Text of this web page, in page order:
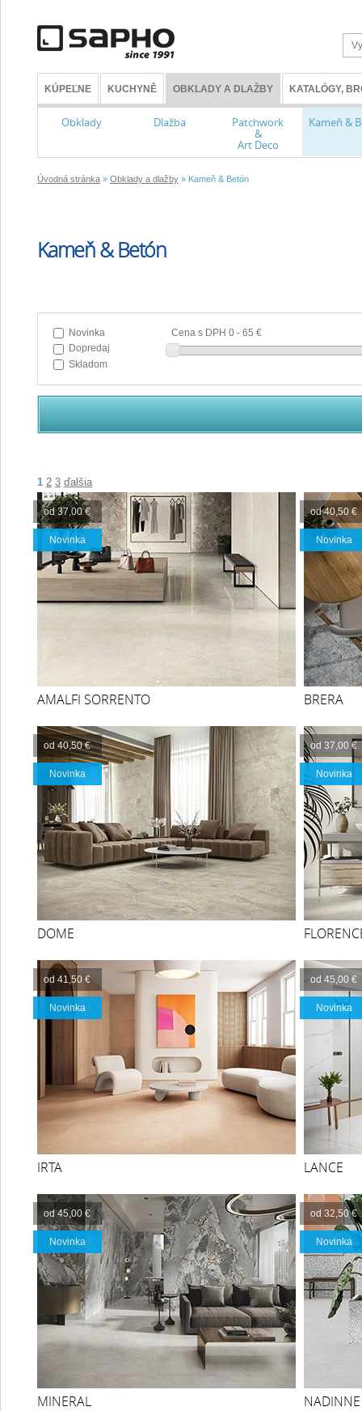
KÚPEĽNE KUCHYNĚ OBKLADY A DLAŽBY KATALÓGY,
Obklady Dlažba Patchwork
&
Art Deco
Kameň &
Úvodná stránka » Obklady a dlažby » Kameň & Betón
Kameň & Betón
Novinka
Dopredaj
Skladom
Cena s DPH 0 - 65 €
1 2 3 ďalšia
od 37,00 €
Novinka
AMALFI SORRENTO
od 40,50 €
Novinka
BRERA
od 40,50 €
Novinka
DOME
od 37,00 €
Novinka
od 41,50 €
Novinka
IRTA
od 45,00 €
Novinka
LANCE
od 45,00 €
Novinka
MINERAL
od 32,50 €
Novinka
NADINNE